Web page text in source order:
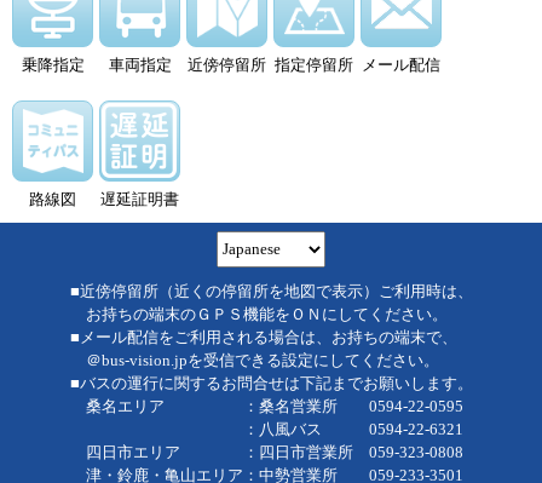
乗降指定 車両指定 近傍停留所 指定停留所 メール配信
路線図 遅延証明書
■近傍停留所（近くの停留所を地図で表示）ご利用時は、
お持ちの端末のＧＰＳ機能をＯＮにしてください。
■メール配信をご利用される場合は、お持ちの端末で、
＠bus-vision.jpを受信できる設定にしてください。
■バスの運行に関するお問合せは下記までお願いします。
桑名エリア ：桑名営業所 0594-22-0595
：八風バス 0594-22-6321
四日市エリア ：四日市営業所 059-323-0808
津・鈴鹿・亀山エリア：中勢営業所 059-233-3501